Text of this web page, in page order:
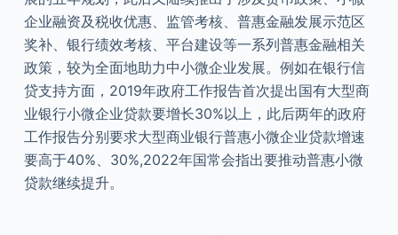
企业融资及税收优惠、监管考核、普惠金融发展示范区
奖补、银行绩效考核、平台建设等一系列普惠金融相关
政策，较为全面地助力中小微企业发展。例如在银行信
贷支持方面，2019年政府工作报告首次提出国有大型商
业银行小微企业贷款要增长30%以上，此后两年的政府
工作报告分别要求大型商业银行普惠小微企业贷款增速
要高于40%、30%,2022年国常会指出要推动普惠小微
贷款继续提升。